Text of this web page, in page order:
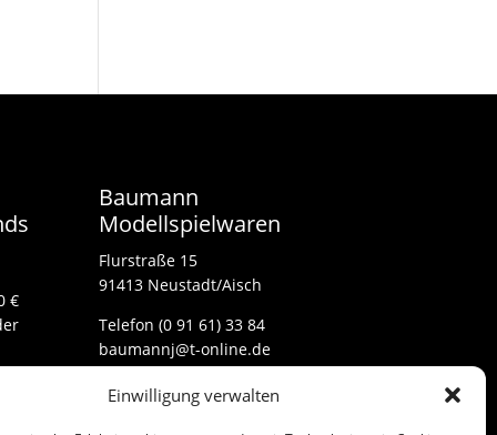
Einwilligung verwalten
€
Baumann
Modellspielwaren
Flurstraße 15
91413 Neustadt/Aisch
Telefon (0 91 61) 33 84
baumannj@t-online.de
Kontakt